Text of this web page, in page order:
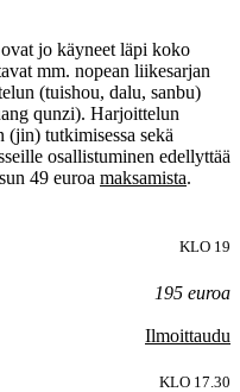
jo käyneet läpi koko
mm. nopean liikesarjan
(tuishou, dalu, sanbu)
qunzi). Harjoittelun
(jin) tutkimisessa sekä
osallistuminen edellyttää
49 euroa maksamista.
KLO 19
195 euroa
Ilmoittaudu
KLO 17.30